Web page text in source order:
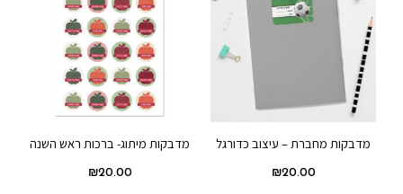
מדבקות מחברת – עיצוב כדורגל
₪20.00
מדבקות מיתוג- ברכות ראש השנה
₪20.00